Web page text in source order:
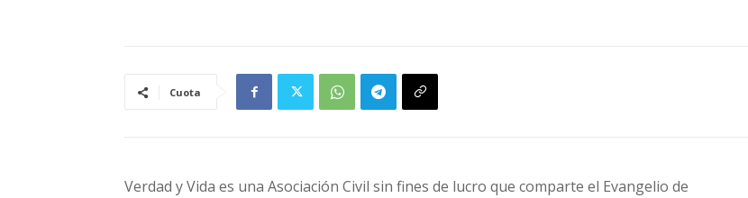
Cuota
Verdad y Vida es una Asociación Civil sin fines de lucro que comparte el Evangelio de